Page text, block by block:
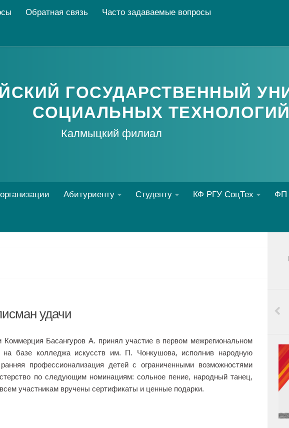
Обратная связь Часто задаваемые вопросы
ГОСУДАРСТВЕННЫЙ
СОЦИАЛЬНЫХ ТЕХНОЛОГИЙ
Калмыцкий филиал
Абитуриенту Студенту КФ РГУ СоцТех ФП
удачи
Коммерция Басангуров А. принял участие в первом межрегиональном
базе колледжа искусств им. П. Чонкушова, исполнив народную
профессионализация детей с ограниченными возможностями
по следующим номинациям: сольное пение, народный танец,
участникам вручены сертификаты и ценные подарки.